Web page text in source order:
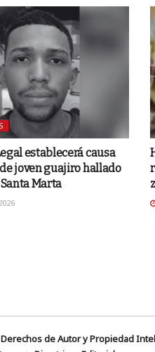
establecerá causa
joven guajiro hallado
Marta
Derechos de Autor y Propiedad